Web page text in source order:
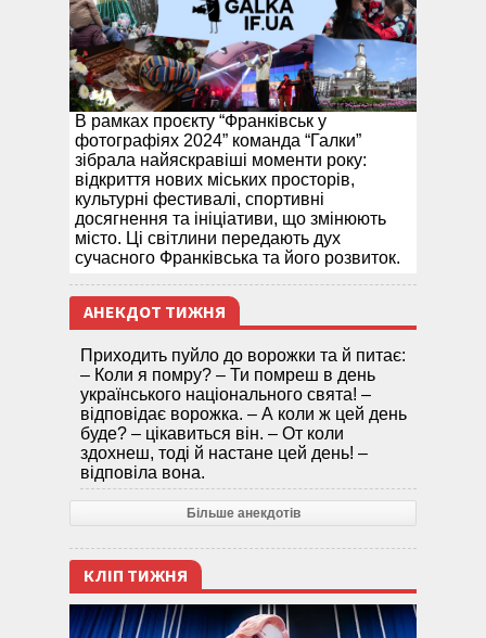
В рамках проєкту “Франківськ у
фотографіях 2024” команда “Галки”
зібрала найяскравіші моменти року:
відкриття нових міських просторів,
культурні фестивалі, спортивні
досягнення та ініціативи, що змінюють
місто. Ці світлини передають дух
сучасного Франківська та його розвиток.
АНЕКДОТ ТИЖНЯ
Приходить пуйло до ворожки та й питає:
– Коли я помру? – Ти помреш в день
українського національного свята! –
відповідає ворожка. – А коли ж цей день
буде? – цікавиться він. – От коли
здохнеш, тоді й настане цей день! –
відповіла вона.
Більше анекдотів
КЛІП ТИЖНЯ